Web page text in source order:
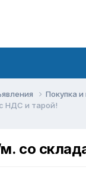
Покупка
НДС и тарой!
со